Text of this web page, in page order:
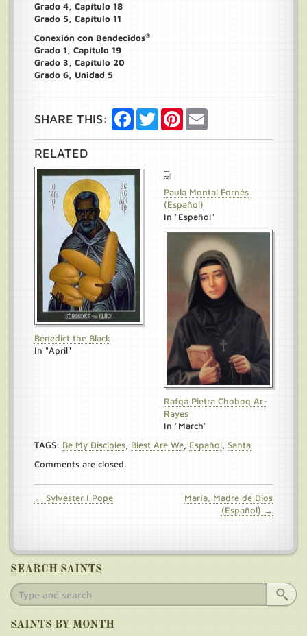
Grado 4, Capítulo 18
Grado 5, Capítulo 11
Conexión con Bendecidos®
Grado 1, Capítulo 19
Grado 3, Capítulo 20
Grado 6, Unidad 5
SHARE THIS: FacebookTwitterPinterest
RELATED
Benedict the Black
In "April"
Paula Montal Fornés
(Español)
In "Español"
Rafqa Pietra Choboq Ar-
Rayès
In "March"
TAGS: Be My Disciples Blest Are We Español Santa
Comments are closed.
← Sylvester I Pope
María, Madre de Dios
(Español) →
SEARCH SAINTS
SAINTS BY MONTH